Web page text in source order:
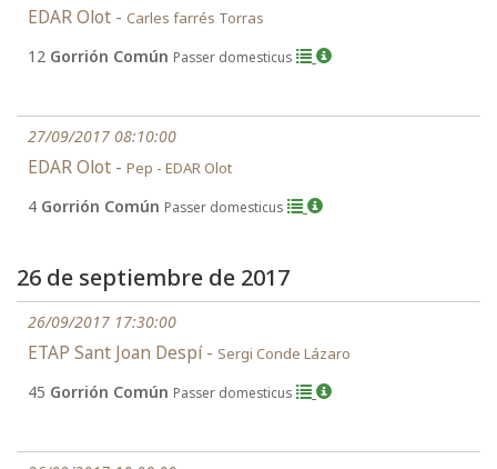
EDAR Olot - Carles farrés Torras
12 Gorrión Común Passer domesticus
27/09/2017 08:10:00
EDAR Olot - Pep - EDAR Olot
4 Gorrión Común Passer domesticus
26 de septiembre de 2017
26/09/2017 17:30:00
ETAP Sant Joan Despí - Sergi Conde Lázaro
45 Gorrión Común Passer domesticus